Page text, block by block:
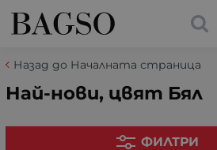
Назад до Началната страница
Най-нови, цвят Бял
ФИЛТРИ